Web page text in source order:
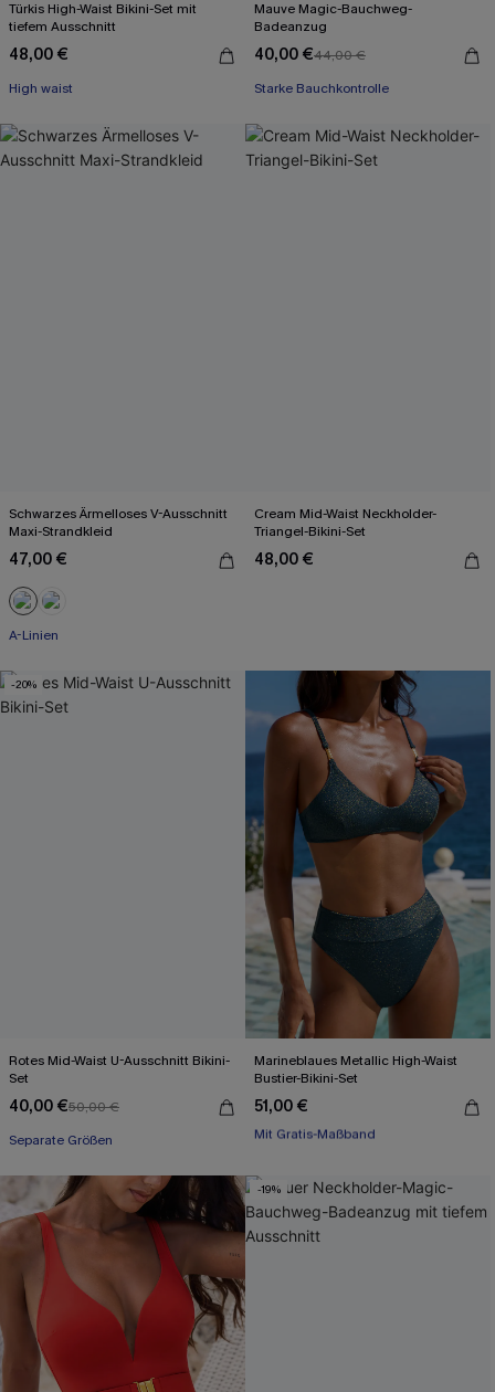
Türkis High-Waist Bikini-Set mit
tiefem Ausschnitt
48,00 €
High waist
Mauve Magic-Bauchweg-
Badeanzug
40,00 €44,00 €
Starke Bauchkontrolle
Schwarzes Ärmelloses V-Ausschnitt
Maxi-Strandkleid
47,00 €
A-Linien
Cream Mid-Waist Neckholder-
Triangel-Bikini-Set
48,00 €
-20%
Rotes Mid-Waist U-Ausschnitt Bikini-
Set
40,00 €50,00 €
Separate Größen
Marineblaues Metallic High-Waist
Bustier-Bikini-Set
51,00 €
Mit Gratis-Maßband
High waist
-19%